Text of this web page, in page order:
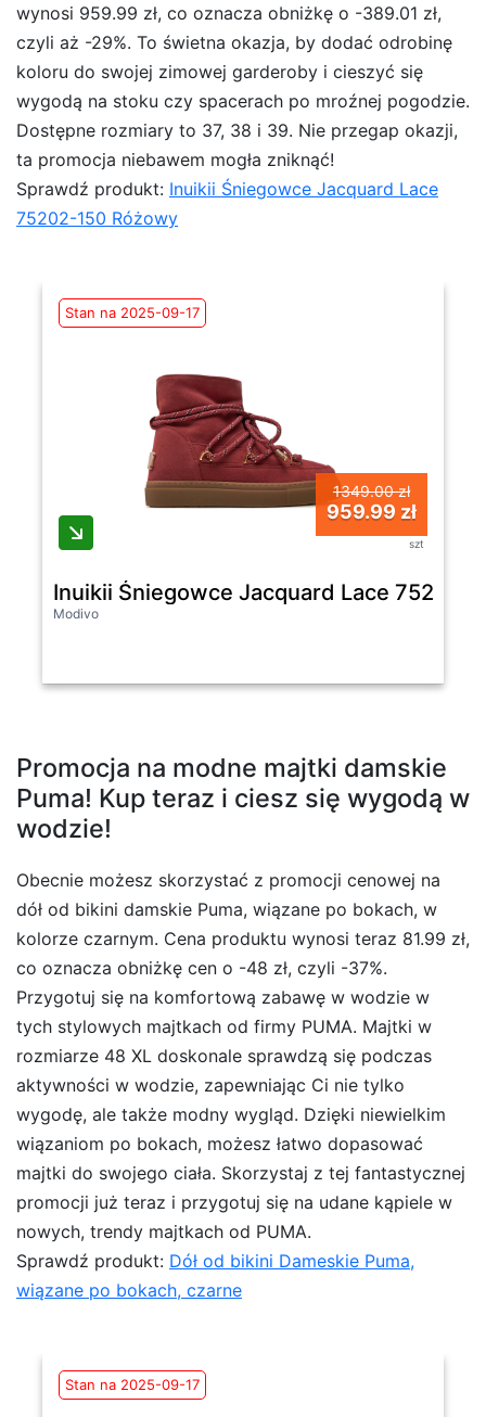
wynosi 959.99 zł, co oznacza obniżkę o -389.01 zł,
czyli aż -29%. To świetna okazja, by dodać odrobinę
koloru do swojej zimowej garderoby i cieszyć się
wygodą na stoku czy spacerach po mroźnej pogodzie.
Dostępne rozmiary to 37, 38 i 39. Nie przegap okazji,
ta promocja niebawem mogła zniknąć!
Sprawdź produkt: Inuikii Śniegowce Jacquard Lace
75202-150 Różowy
Stan na 2025-09-17
1349.00 zł
959.99 zł
szt
Inuikii Śniegowce Jacquard Lace 75202-
Modivo
Promocja na modne majtki damskie
Puma! Kup teraz i ciesz się wygodą w
wodzie!
Obecnie możesz skorzystać z promocji cenowej na
dół od bikini damskie Puma, wiązane po bokach, w
kolorze czarnym. Cena produktu wynosi teraz 81.99 zł,
co oznacza obniżkę cen o -48 zł, czyli -37%.
Przygotuj się na komfortową zabawę w wodzie w
tych stylowych majtkach od firmy PUMA. Majtki w
rozmiarze 48 XL doskonale sprawdzą się podczas
aktywności w wodzie, zapewniając Ci nie tylko
wygodę, ale także modny wygląd. Dzięki niewielkim
wiązaniom po bokach, możesz łatwo dopasować
majtki do swojego ciała. Skorzystaj z tej fantastycznej
promocji już teraz i przygotuj się na udane kąpiele w
nowych, trendy majtkach od PUMA.
Sprawdź produkt: Dół od bikini Dameskie Puma,
wiązane po bokach, czarne
Stan na 2025-09-17